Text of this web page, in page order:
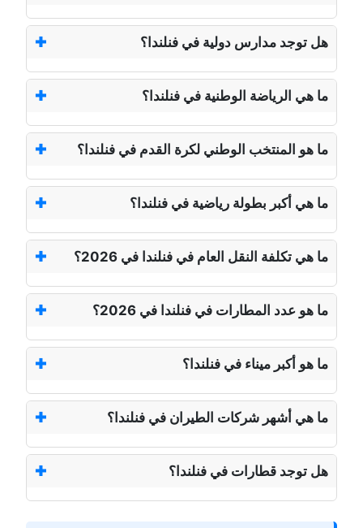
هل توجد مدارس دولية في فنلندا؟
ما هي الرياضة الوطنية في فنلندا؟
ما هو المنتخب الوطني لكرة القدم في فنلندا؟
ما هي أكبر بطولة رياضية في فنلندا؟
ما هي تكلفة النقل العام في فنلندا في 2026؟
ما هو عدد المطارات في فنلندا في 2026؟
ما هو أكبر ميناء في فنلندا؟
ما هي أشهر شركات الطيران في فنلندا؟
هل توجد قطارات في فنلندا؟